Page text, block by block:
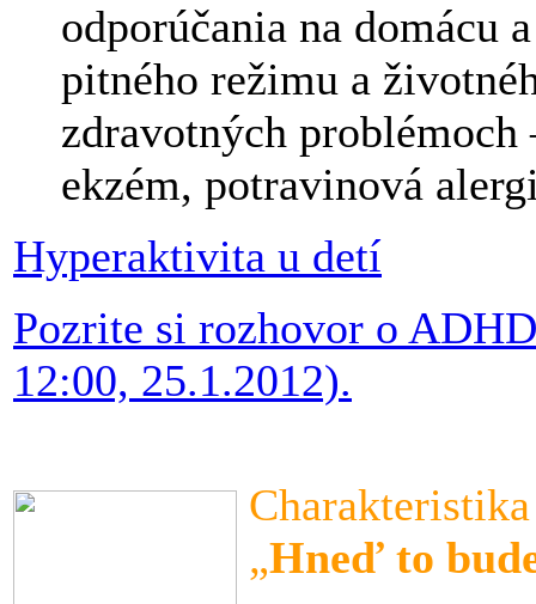
odporúčania na domácu
pitného režimu a
zdravotných
ekzém, potravinová
Hyperaktivita u detí
Pozrite si rozhovor o
12:00, 25.1.2012).
„Hneď to